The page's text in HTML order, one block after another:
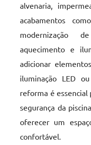
alvenaria,
acabamentos
modernização
aquecimento e
adicionar
iluminação LED
reforma é essencial
segurança da
oferecer um
confortável.